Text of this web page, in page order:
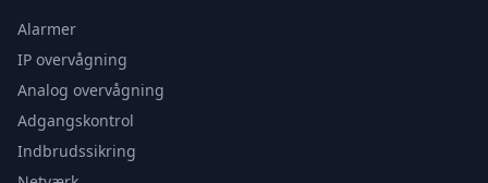
Alarmer
IP overvågning
Analog overvågning
Adgangskontrol
Indbrudssikring